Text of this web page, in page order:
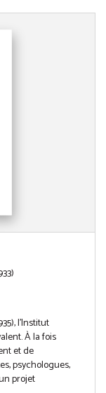
l’Institut
À la fois
et de
psychologues,
projet